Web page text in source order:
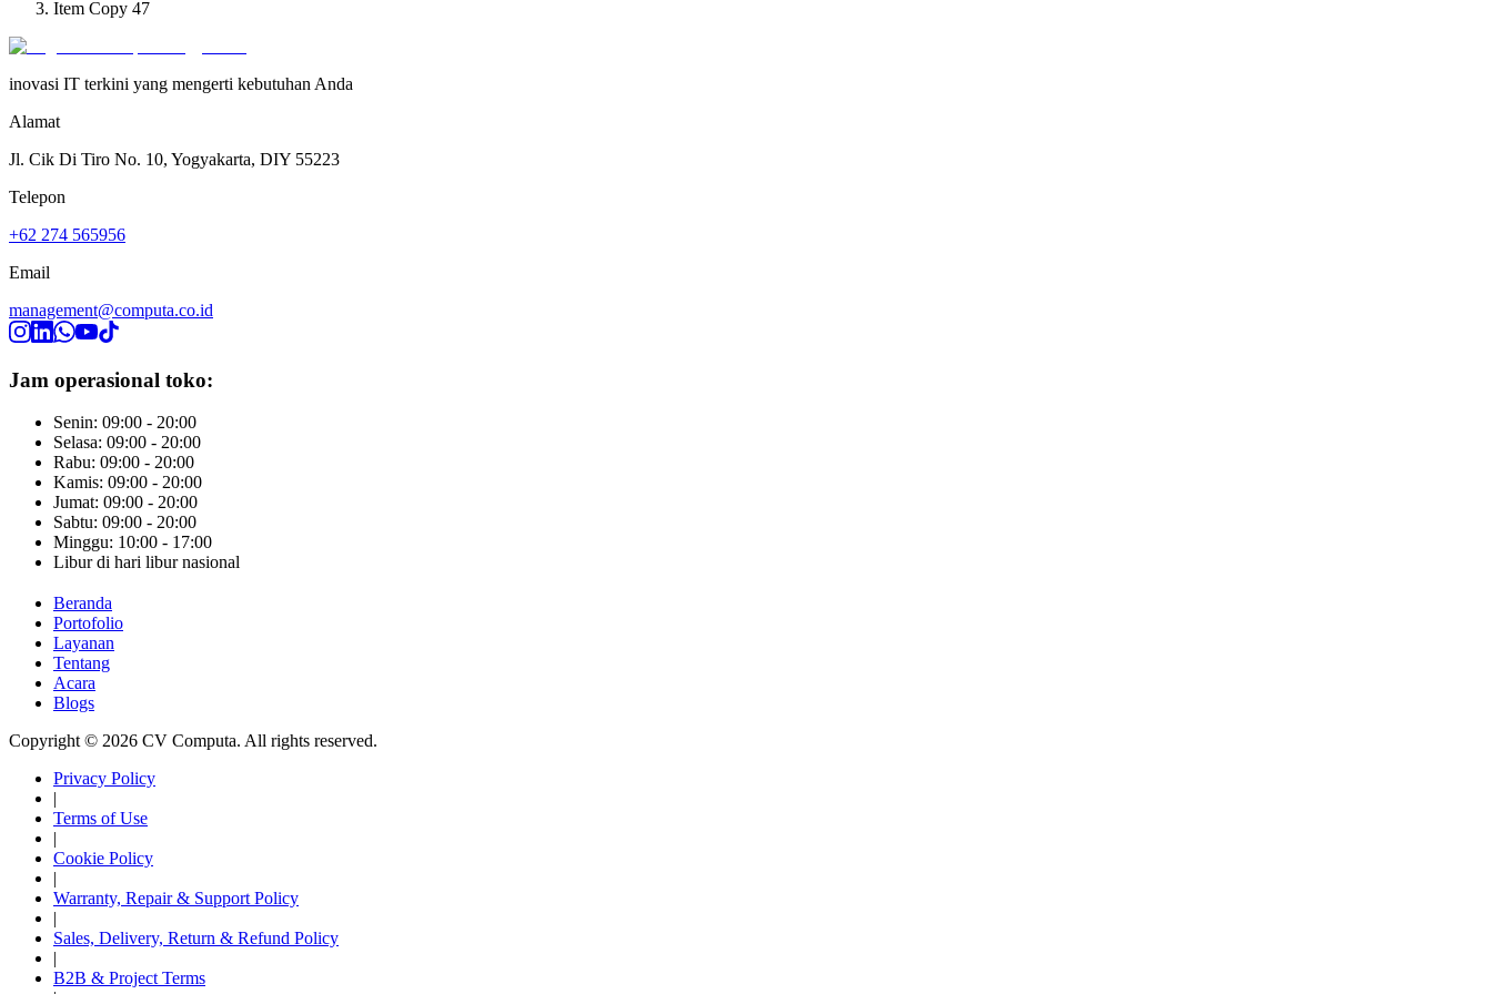
Item Copy 47
inovasi IT terkini yang mengerti kebutuhan Anda
Alamat
Jl. Cik Di Tiro No. 10, Yogyakarta, DIY 55223
Telepon
+62 274 565956
Email
management@computa.co.id
Jam operasional toko:
Senin: 09:00 - 20:00
Selasa: 09:00 - 20:00
Rabu: 09:00 - 20:00
Kamis: 09:00 - 20:00
Jumat: 09:00 - 20:00
Sabtu: 09:00 - 20:00
Minggu: 10:00 - 17:00
Libur di hari libur nasional
Beranda
Portofolio
Layanan
Tentang
Acara
Blogs
Copyright © 2026 CV Computa. All rights reserved.
Privacy Policy
|
Terms of Use
|
Cookie Policy
|
Warranty, Repair & Support Policy
|
Sales, Delivery, Return & Refund Policy
|
B2B & Project Terms